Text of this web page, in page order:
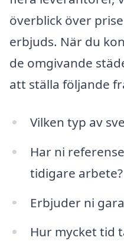
överblick över
erbjuds. När du
de omgivande
att ställa följande
Vilken typ av
Har ni
tidigare arbete?
Erbjuder ni
Hur mycket tid